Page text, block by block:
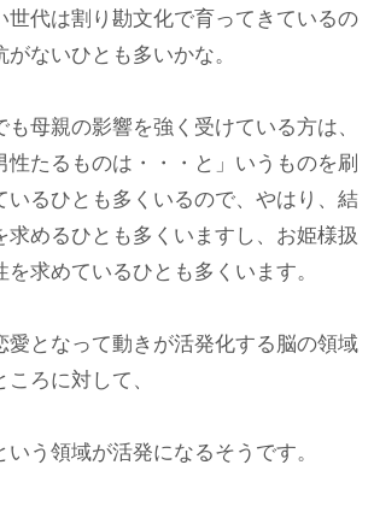
世代は割り勘文化で育ってきているの
ないひとも多いかな。
母親の影響を強く受けている方は、
性たるものは・・・と」いうものを刷
いるひとも多くいるので、やはり、結
求めるひとも多くいますし、お姫様扱
求めているひとも多くいます。
愛となって動きが活発化する脳の領域
ろに対して、
う領域が活発になるそうです。